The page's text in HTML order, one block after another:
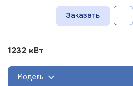
Заказать
1232 кВт
Модель